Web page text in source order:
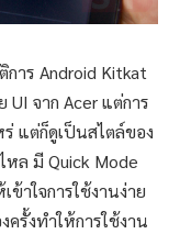
าร Android Kitkat
จาก Acer แต่การ
ร่ แต่ก็ดูเป็นสไตล์ของ
ล มี Quick Mode
าใจการใช้งานง่าย
รั้งทำให้การใช้งาน